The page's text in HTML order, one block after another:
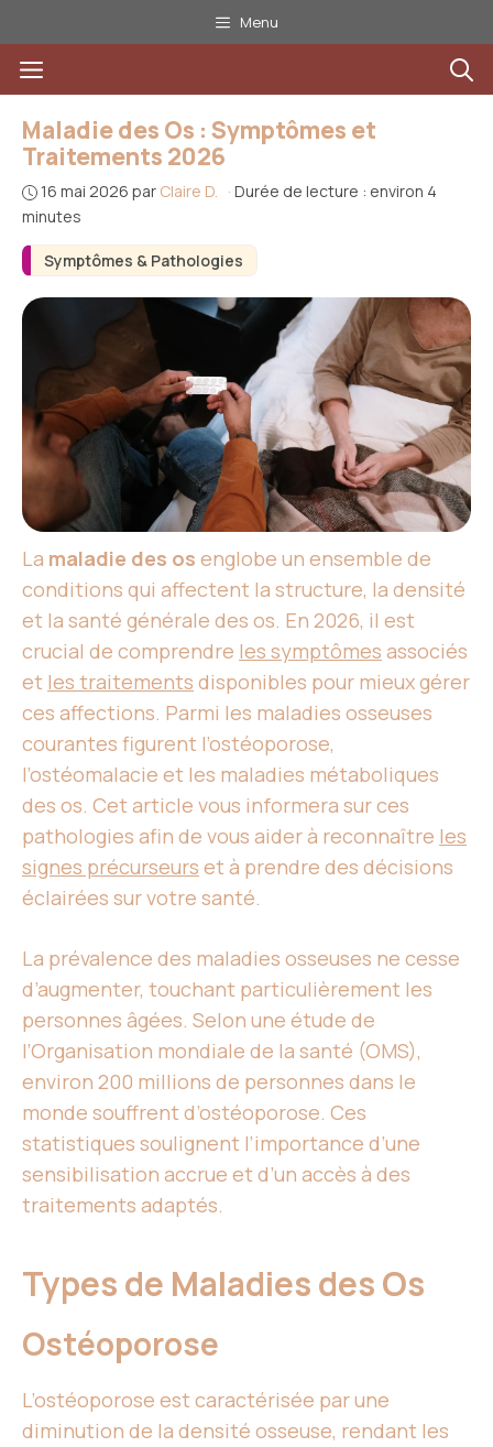
au
contenu
Menu
Menu
Symptômes & Pathologies
Maladie des Os : Symptômes et
Traitements 2026
16 mai 2026 par Claire D. · Durée de lecture : environ 4
minutes
La maladie des os englobe un ensemble de
conditions qui affectent la structure, la densité
et la santé générale des os. En 2026, il est
crucial de comprendre les symptômes associés
et les traitements disponibles pour mieux gérer
ces affections. Parmi les maladies osseuses
courantes figurent l’ostéoporose,
l’ostéomalacie et les maladies métaboliques
des os. Cet article vous informera sur ces
pathologies afin de vous aider à reconnaître les
signes précurseurs et à prendre des décisions
éclairées sur votre santé.
La prévalence des maladies osseuses ne cesse
d’augmenter, touchant particulièrement les
personnes âgées. Selon une étude de
l’Organisation mondiale de la santé (OMS),
environ 200 millions de personnes dans le
monde souffrent d’ostéoporose. Ces
statistiques soulignent l’importance d’une
sensibilisation accrue et d’un accès à des
traitements adaptés.
Types de Maladies des Os
Ostéoporose
L’ostéoporose est caractérisée par une
diminution de la densité osseuse, rendant les